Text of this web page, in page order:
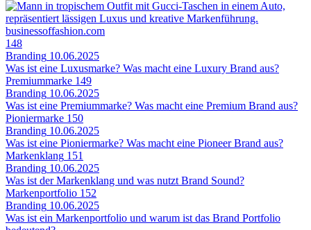
businessoffashion.com
148
Branding 10.06.2025
Was ist eine Luxusmarke? Was macht eine Luxury Brand aus?
Premiummarke 149
Branding 10.06.2025
Was ist eine Premiummarke? Was macht eine Premium Brand aus?
Pioniermarke 150
Branding 10.06.2025
Was ist eine Pioniermarke? Was macht eine Pioneer Brand aus?
Markenklang 151
Branding 10.06.2025
Was ist der Markenklang und was nutzt Brand Sound?
Markenportfolio 152
Branding 10.06.2025
Was ist ein Markenportfolio und warum ist das Brand Portfolio